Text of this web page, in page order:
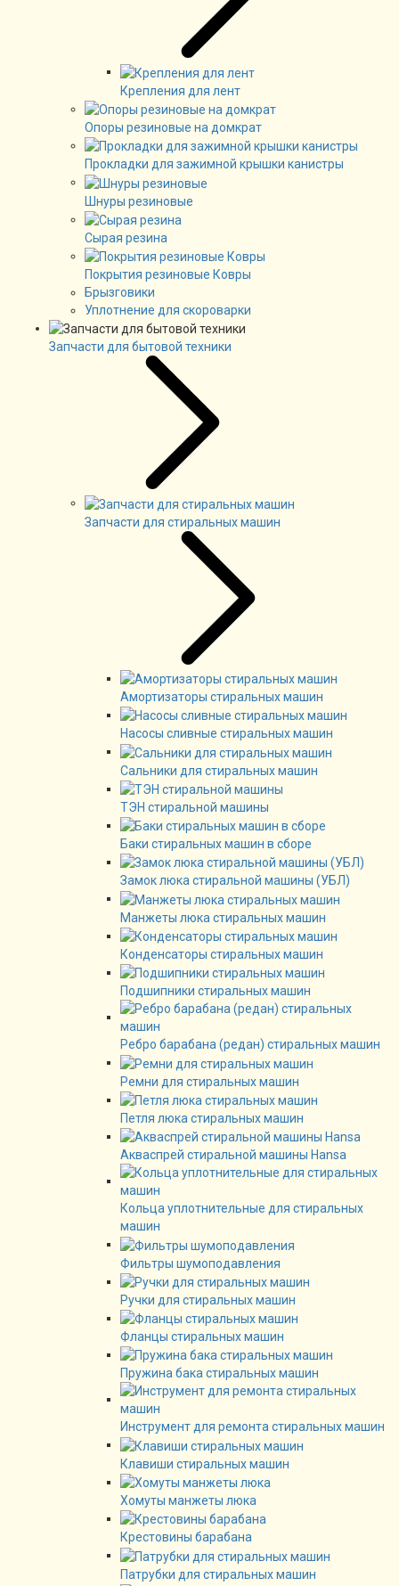
Крепления для лент
Опоры резиновые на домкрат
Прокладки для зажимной крышки канистры
Шнуры резиновые
Сырая резина
Покрытия резиновые Ковры
Брызговики
Уплотнение для скороварки
Запчасти для бытовой техники
Запчасти для стиральных машин
Амортизаторы стиральных машин
Насосы сливные стиральных машин
Сальники для стиральных машин
ТЭН стиральной машины
Баки стиральных машин в сборе
Замок люка стиральной машины (УБЛ)
Манжеты люка стиральных машин
Конденсаторы стиральных машин
Подшипники стиральных машин
Ребро барабана (редан) стиральных машин
Ремни для стиральных машин
Петля люка стиральных машин
Акваспрей стиральной машины Hansa
Кольца уплотнительные для стиральных
машин
Фильтры шумоподавления
Ручки для стиральных машин
Фланцы стиральных машин
Пружина бака стиральных машин
Инструмент для ремонта стиральных машин
Клавиши стиральных машин
Хомуты манжеты люка
Крестовины барабана
Патрубки для стиральных машин